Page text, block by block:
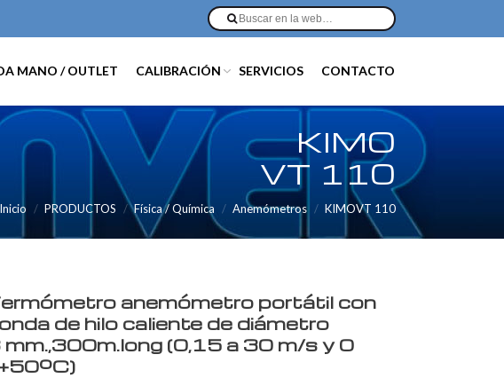
MANO / OUTLET CALIBRACIÓN SERVICIOS CONTACTO
KIMO
VT 110
Inicio PRODUCTOS Física / Química Anemómetros KIMOVT 110
anemómetro portátil con
de hilo caliente de diámetro
mm.,300m.long (0,15 a 30 m/s y 0